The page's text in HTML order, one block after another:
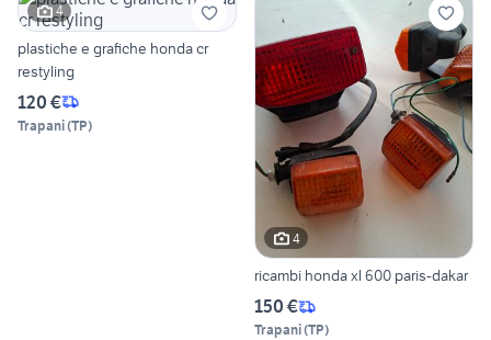
4
plastiche e grafiche honda cr
restyling
120 €
Trapani(TP)
4
ricambi honda xl 600 paris-dakar
150 €
Trapani(TP)